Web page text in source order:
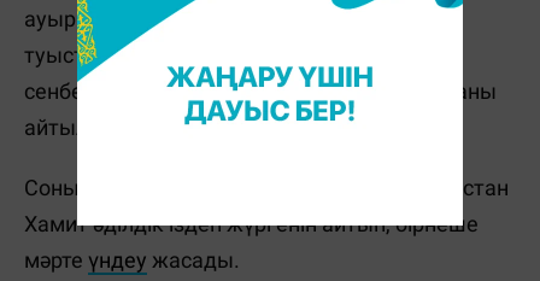
ауыр жарақаттан көз жұмды. Марқұмның
туыстары оның өзіне қол жұмсағанына
сенбейді. Бұған дейін істіҰҚКтергеп жатқаны
айтылды.
Сонымен қатар, Ақнәр Хамиттің анасы Гүлстан
Хамит әділдік іздеп жүргенін айтып, бірнеше
мәрте үндеу жасады.